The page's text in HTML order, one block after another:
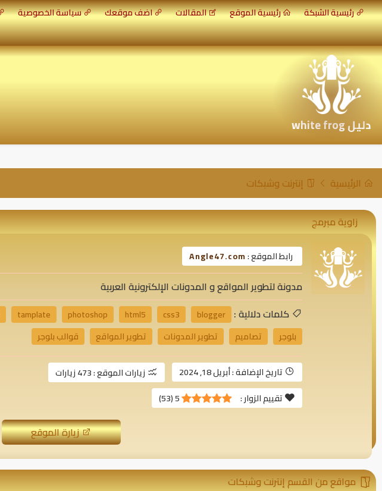
رئيسية الشبكة رئيسية الموقع المقالات اضف موقعك سياسة الخصوصية
دليل white frog
الرئيسية إنترنت وشبكات
زاوية مبرمج
رابط الموقع :Angle47.com
مدونة لتطوير المواقع و المدونات الإلكترونية العربية
كلمات دلالية : blogger
css3
html5
photoshop
tamplate
بلوجر
تصاميم تطوير المدونات تطوير المواقع قوالب بلوجر
تاريخ الإضافة :أبريل 18, 2024 زيارات الموقع :473 زيارات
تقييم الزوار :
5
(
53
)
زيارة الموقع
مواقع من القسم إنترنت وشبكات